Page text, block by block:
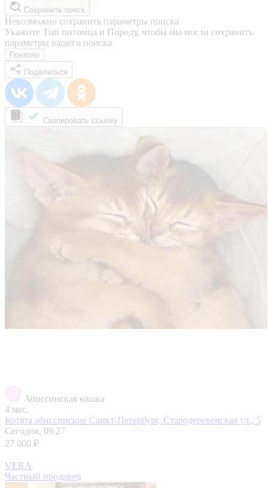
Сохранить поиск
Невозможно сохранить параметры поиска
Укажите Тип питомца и Породу, чтобы мы могли сохранить
параметры вашего поиска
Понятно
Поделиться
Скопировать ссылку
Абиссинская кошка
4 мес.
Котята абиссинские Санкт-Петербург, Стародеревенская ул., 5
Сегодня, 09:27
27 000 ₽
VERA
Частный продавец